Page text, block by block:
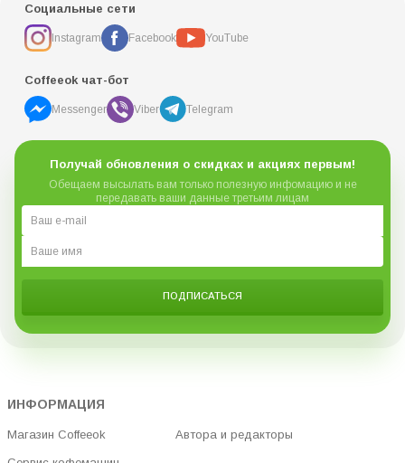
Социальные сети
Instagram Facebook YouTube
Coffeeok чат-бот
Messenger Viber Telegram
Получай обновления о скидках и акциях первым!
Обещаем высылать вам только полезную инфомацию и не
передавать ваши данные третьим лицам
ПОДПИСАТЬСЯ
ИНФОРМАЦИЯ
Магазин Coffeeok Автора и редакторы